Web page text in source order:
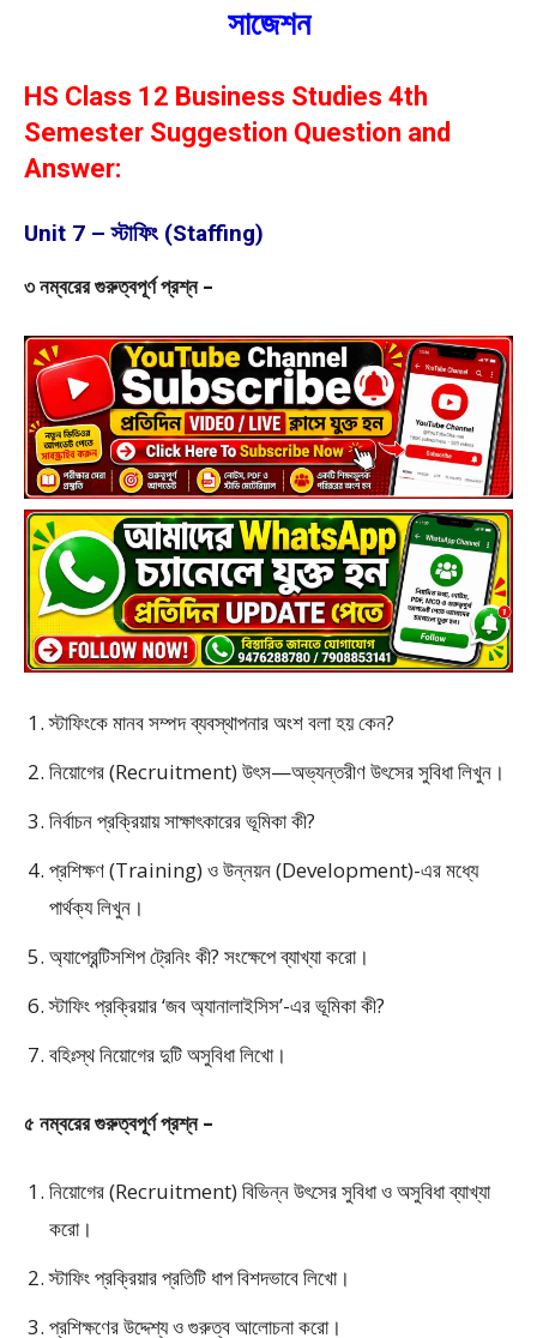
সাজেশন
HS Class 12 Business Studies 4th
Semester Suggestion Question and
Answer:
Unit 7 – স্টাফিং (Staffing)
৩ নম্বরের গুরুত্বপূর্ণ প্রশ্ন –
স্টাফিংকে মানব সম্পদ ব্যবস্থাপনার অংশ বলা হয় কেন?
নিয়োগের (Recruitment) উৎস—অভ্যন্তরীণ উৎসের সুবিধা লিখুন।
নির্বাচন প্রক্রিয়ায় সাক্ষাৎকারের ভূমিকা কী?
প্রশিক্ষণ (Training) ও উন্নয়ন (Development)-এর মধ্যে
পার্থক্য লিখুন।
অ্যাপ্রেন্টিসশিপ ট্রেনিং কী? সংক্ষেপে ব্যাখ্যা করো।
স্টাফিং প্রক্রিয়ার ‘জব অ্যানালাইসিস’-এর ভূমিকা কী?
বহিঃস্থ নিয়োগের দুটি অসুবিধা লিখো।
৫ নম্বরের গুরুত্বপূর্ণ প্রশ্ন –
নিয়োগের (Recruitment) বিভিন্ন উৎসের সুবিধা ও অসুবিধা ব্যাখ্যা
করো।
স্টাফিং প্রক্রিয়ার প্রতিটি ধাপ বিশদভাবে লিখো।
প্রশিক্ষণের উদ্দেশ্য ও গুরুত্ব আলোচনা করো।